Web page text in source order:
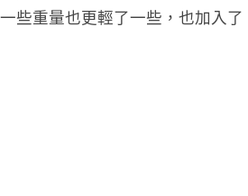
些重量也更輕了一些，也加入了